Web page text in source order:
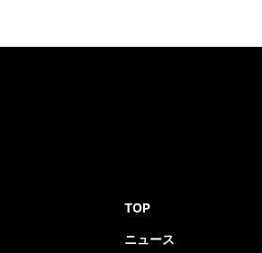
TOP
ニュース